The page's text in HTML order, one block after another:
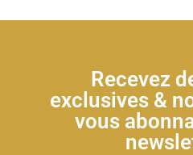
Recevez
exclusives &
vous